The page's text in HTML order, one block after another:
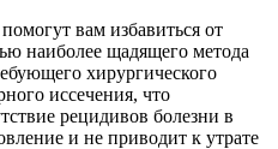
вам избавиться от
наиболее щадящего метода
хирургического
иссечения, что
рецидивов болезни в
и не приводит к утрате